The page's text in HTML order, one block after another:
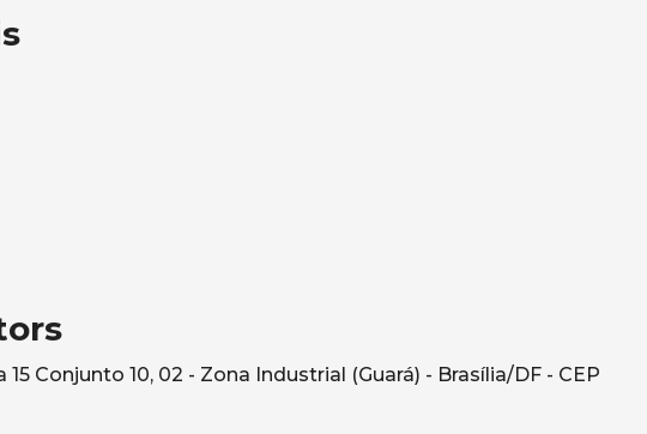
15 Conjunto 10, 02 - Zona Industrial (Guará) - Brasília/DF - CEP